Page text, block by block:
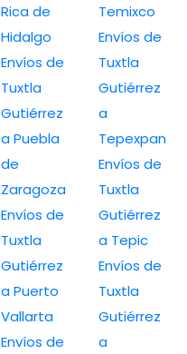
Rica de
Hidalgo
Envíos de
Tuxtla
Gutiérrez
a Puebla
de
Zaragoza
Envíos de
Tuxtla
Gutiérrez
a Puerto
Vallarta
Envíos de
Temixco
Envíos de
Tuxtla
Gutiérrez
a
Tepexpan
Envíos de
Tuxtla
Gutiérrez
a Tepic
Envíos de
Tuxtla
Gutiérrez
a